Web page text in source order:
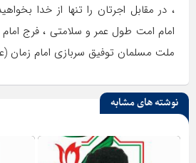
، در مقابل اجرتان را تنها از خدا
امام امت طول عمر و سلامتی ، فرج
ملت مسلمان توفیق سربازی امام زمان
نوشته های مشابه